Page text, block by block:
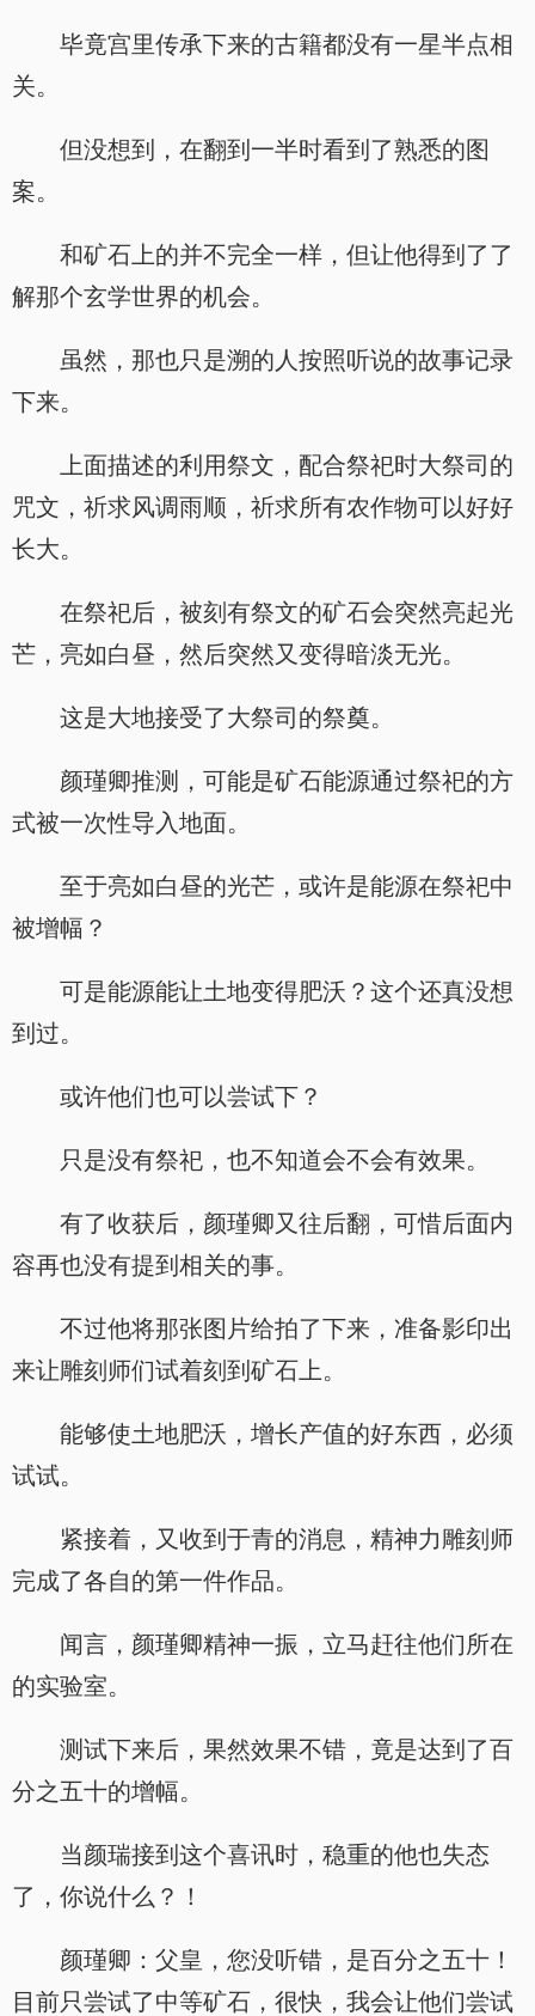
毕竟宫里传承下来的古籍都没有一星半点相
关。
但没想到，在翻到一半时看到了熟悉的图
案。
和矿石上的并不完全一样，但让他得到了了
解那个玄学世界的机会。
虽然，那也只是溯的人按照听说的故事记录
下来。
上面描述的利用祭文，配合祭祀时大祭司的
咒文，祈求风调雨顺，祈求所有农作物可以好好
长大。
在祭祀后，被刻有祭文的矿石会突然亮起光
芒，亮如白昼，然后突然又变得暗淡无光。
这是大地接受了大祭司的祭奠。
颜瑾卿推测，可能是矿石能源通过祭祀的方
式被一次性导入地面。
至于亮如白昼的光芒，或许是能源在祭祀中
被增幅？
可是能源能让土地变得肥沃？这个还真没想
到过。
或许他们也可以尝试下？
只是没有祭祀，也不知道会不会有效果。
有了收获后，颜瑾卿又往后翻，可惜后面内
容再也没有提到相关的事。
不过他将那张图片给拍了下来，准备影印出
来让雕刻师们试着刻到矿石上。
能够使土地肥沃，增长产值的好东西，必须
试试。
紧接着，又收到于青的消息，精神力雕刻师
完成了各自的第一件作品。
闻言，颜瑾卿精神一振，立马赶往他们所在
的实验室。
测试下来后，果然效果不错，竟是达到了百
分之五十的增幅。
当颜瑞接到这个喜讯时，稳重的他也失态
了，你说什么？！
颜瑾卿：父皇，您没听错，是百分之五十！
目前只尝试了中等矿石，很快，我会让他们尝试